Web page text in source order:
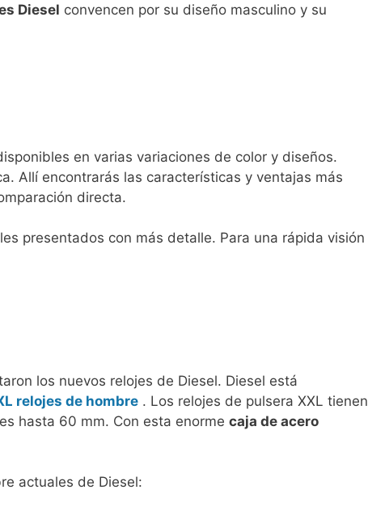
Diesel convencen por su diseño masculino y su
en varias variaciones de color y diseños.
Allí encontrarás las características y ventajas más
directa.
presentados con más detalle. Para una rápida visión
los nuevos relojes de Diesel. Diesel está
relojes de hombre . Los relojes de pulsera XXL tienen
hasta 60 mm. Con esta enorme caja de acero
actuales de Diesel: